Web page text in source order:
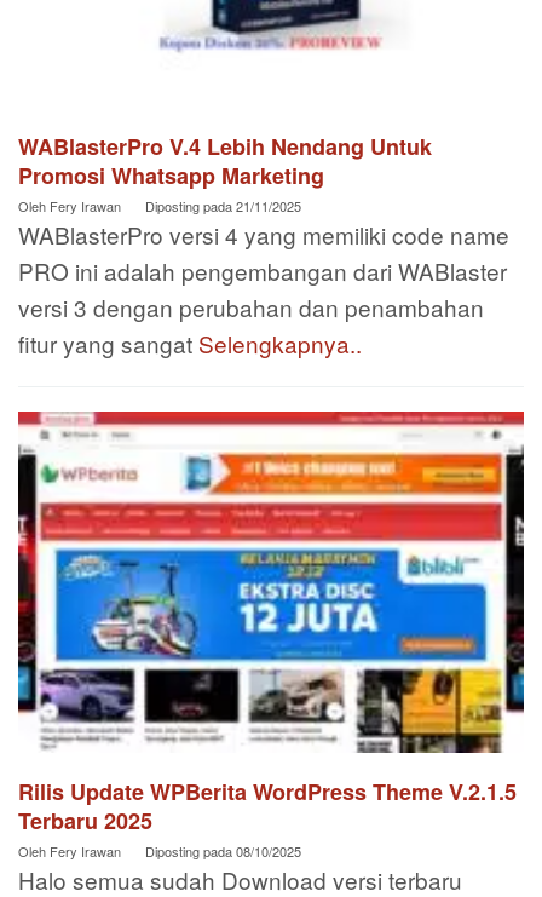
WABlasterPro V.4 Lebih Nendang Untuk
Promosi Whatsapp Marketing
Oleh Fery Irawan Diposting pada21/11/2025
WABlasterPro versi 4 yang memiliki code name
PRO ini adalah pengembangan dari WABlaster
versi 3 dengan perubahan dan penambahan
fitur yang sangat Selengkapnya..
Rilis Update WPBerita WordPress Theme V.2.1.5
Terbaru 2025
Oleh Fery Irawan Diposting pada08/10/2025
Halo semua sudah Download versi terbaru